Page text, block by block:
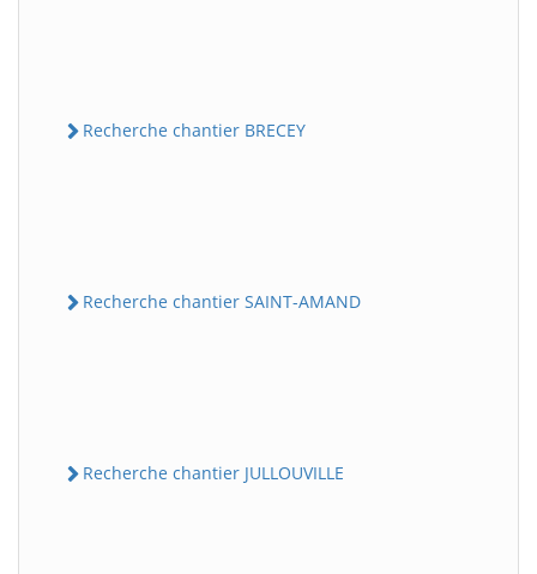
Recherche chantier BRECEY
Recherche chantier SAINT-AMAND
Recherche chantier JULLOUVILLE